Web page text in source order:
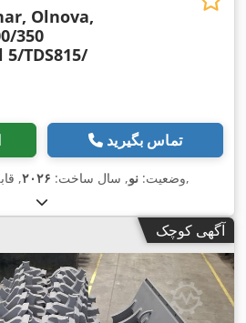
Olnova,
350
TDS815/
تماس بگیرید
وضعیت: نو, سال ساخت: ۲۰۲۶, ,
آگهی کوچک